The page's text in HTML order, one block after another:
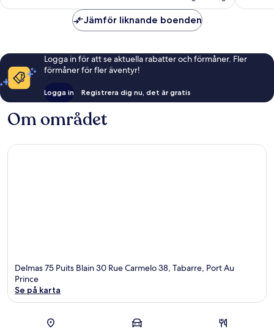
Jämför liknande boenden
Logga in för att se aktuella rabatter och förmåner. Fler
förmåner för fler äventyr!
Logga in Registrera dig nu, det är gratis
Om området
Delmas 75 Puits Blain 30 Rue Carmelo 38, Tabarre, Port Au
Prince
Se på karta